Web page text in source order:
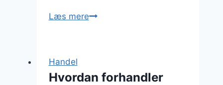
Læs mereLeverandør
Handel
Hvordan forhandler